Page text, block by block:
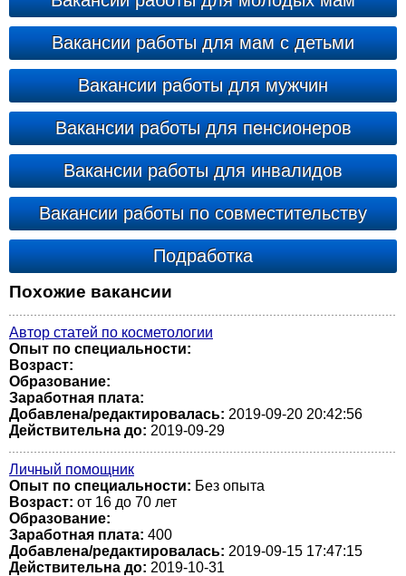
Вакансии работы для мам с детьми
Вакансии работы для мужчин
Вакансии работы для пенсионеров
Вакансии работы для инвалидов
Вакансии работы по совместительству
Подработка
Похожие вакансии
Автор статей по косметологии
Опыт по специальности:
Возраст:
Образование:
Заработная плата:
Добавлена/редактировалась: 2019-09-20 20:42:56
Действительна до: 2019-09-29
Личный помощник
Опыт по специальности: Без опыта
Возраст: от 16 до 70 лет
Образование:
Заработная плата: 400
Добавлена/редактировалась: 2019-09-15 17:47:15
Действительна до: 2019-10-31